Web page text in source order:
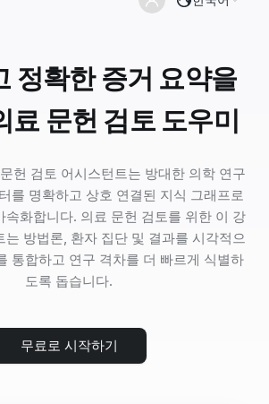
정확한 증거 요약을
료 문헌 검토 도우미
헌 검토 어시스턴트는 방대한 의학 연구
를 명확하고 상호 연결된 지식 그래프로
속화합니다. 의료 문헌 검토를 위한 이 강
는 방법론, 환자 집단 및 결과를 시각적으
통합하고 연구 격차를 더 빠르게 식별하
도록 돕습니다.
무료로 시작하기